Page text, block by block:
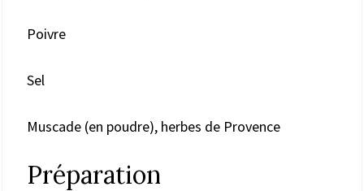
Poivre
Sel
Muscade (en poudre), herbes de Provence
Préparation